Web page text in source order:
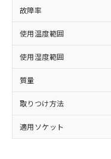
故障率
使用温度範囲
使用湿度範囲
質量
取りつけ方法
適用ソケット
在庫状
事前の
示しない
マイパ
ビス）を
メンバ
登録され
図的な使用がない
※2 対応予定月
部品在庫の切
月が前後する
※3 非含有証
※2 環境保護
「ｅ」：有害
準値以下である
「10」：通常
質が外部に漏
及ぼさない年
「－」：未確認
武器並び
使用いた
当社は
場合は
該第三者
販売先
法に輸出
り引きを
いて
た
機器
認く
受
情報